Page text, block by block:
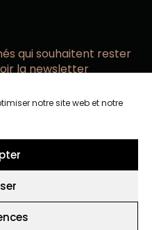
notre site web et notre
qui souhaitent rester
la newsletter